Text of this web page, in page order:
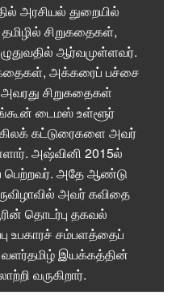
அரசியல் துறையில்
சிறுகதைகள்,
ஆர்வமுள்ளவர்.
அக்கரைப் பச்சை
சிறுகதைகள்
டைமஸ் உள்ளூர்
கட்டுரைகளை அவர்
அஷ்வினி 2015ல்
பெற்றவர். அதே ஆண்டு
அவர் கவிதை
தொடர்பு தகவல்
உபகாரச் சம்பளத்தைப்
இயக்கத்தின்
வருகிறார்.